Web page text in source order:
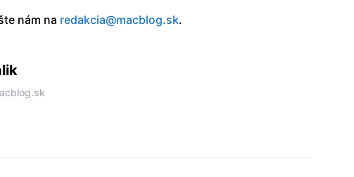
nám na redakcia@macblog.sk.